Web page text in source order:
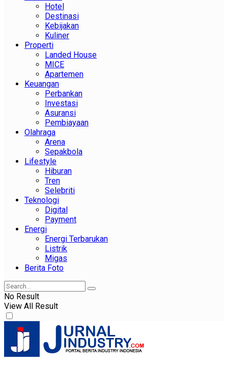
Hotel
Destinasi
Kebijakan
Kuliner
Properti
Landed House
MICE
Apartemen
Keuangan
Perbankan
Investasi
Asuransi
Pembiayaan
Olahraga
Arena
Sepakbola
Lifestyle
Hiburan
Tren
Selebriti
Teknologi
Digital
Payment
Energi
Energi Terbarukan
Listrik
Migas
Berita Foto
No Result
View All Result